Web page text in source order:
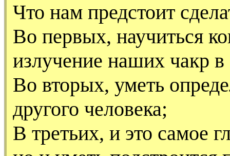
Что нам предстоит
Во первых, научиться
излучение наших чакр
Во вторых, уметь
другого человека;
В третьих, и это самое